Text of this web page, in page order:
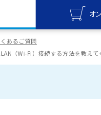
オ
オンラ
あるご質問
（Wi-Fi）接続する方法を教えて